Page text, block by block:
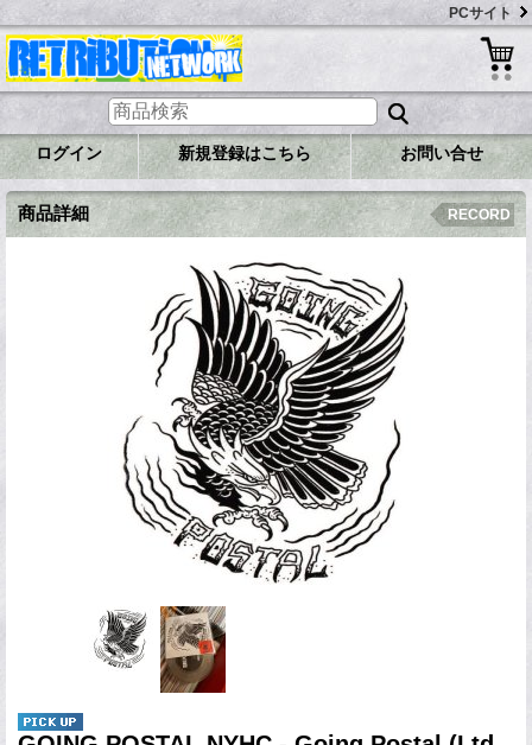
PCサイト
ログイン 新規登録はこちら お問い合せ
商品詳細 RECORD